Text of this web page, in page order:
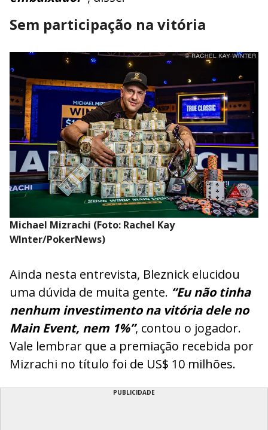
Sem participação na vitória
Michael Mizrachi (Foto: Rachel Kay
WInter/PokerNews)
Ainda nesta entrevista, Bleznick elucidou
uma dúvida de muita gente. “Eu não tinha
nenhum investimento na vitória dele no
Main Event, nem 1%”, contou o jogador.
Vale lembrar que a premiação recebida por
Mizrachi no título foi de US$ 10 milhões.
PUBLICIDADE